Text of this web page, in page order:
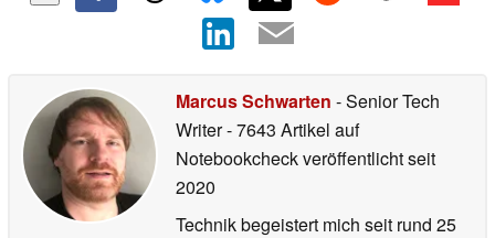
Marcus Schwarten - Senior Tech
Writer- 7643 Artikel auf
Notebookcheck veröffentlichtseit
2020
Technik begeistert mich seit rund 25